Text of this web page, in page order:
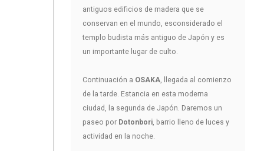
antiguos edificios de madera que se
conservan en el mundo, esconsiderado el
templo budista más antiguo de Japón y es
un importante lugar de culto.
Continuación a OSAKA , llegada al comienzo
de la tarde. Estancia en esta moderna
ciudad, la segunda de Japón. Daremos un
paseo por Dotonbori , barrio lleno de luces y
actividad en la noche.